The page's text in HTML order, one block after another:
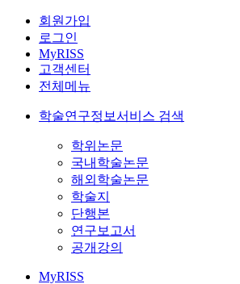
회원가입
로그인
MyRISS
고객센터
전체메뉴
학술연구정보서비스 검색
학위논문
국내학술논문
해외학술논문
학술지
단행본
연구보고서
공개강의
MyRISS